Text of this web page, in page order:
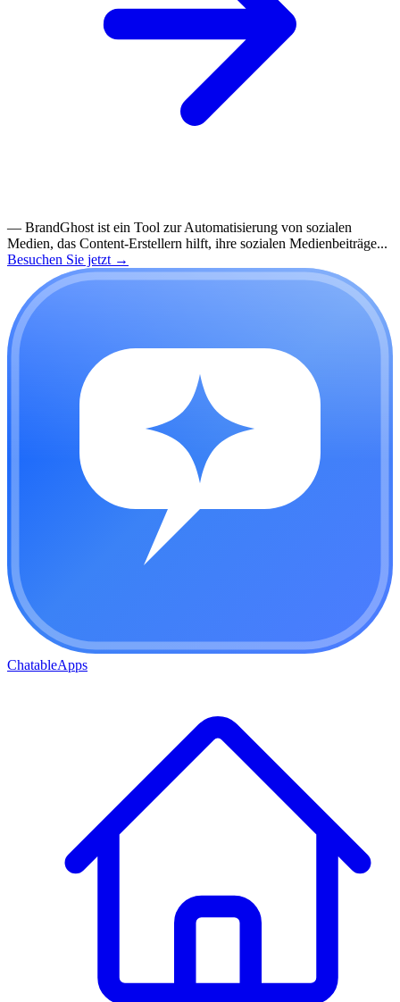
— BrandGhost ist ein Tool zur Automatisierung von sozialen
Medien, das Content-Erstellern hilft, ihre sozialen Medienbeiträge...
Besuchen Sie jetzt →
ChatableApps